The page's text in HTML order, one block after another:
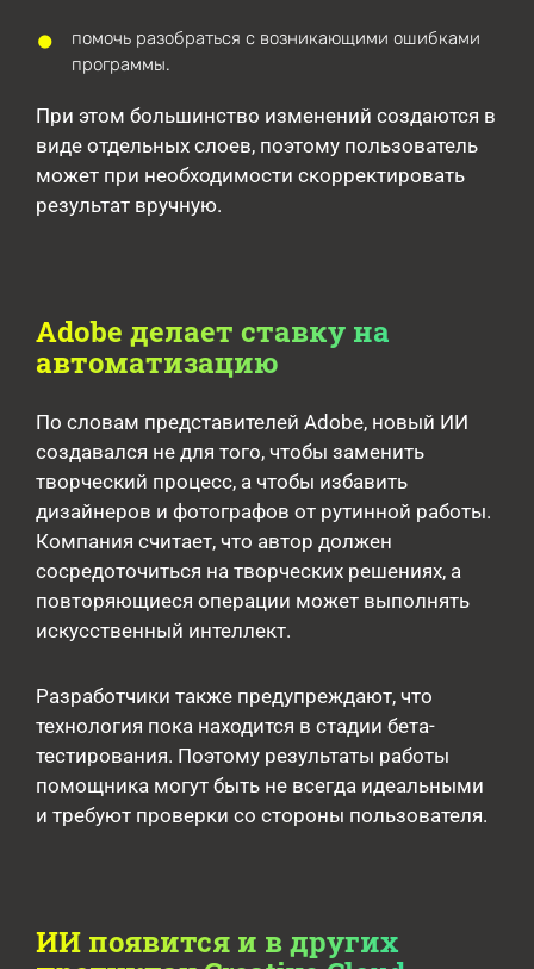
помочь разобраться с возникающими ошибками
программы.
При этом большинство изменений создаются в
виде отдельных слоев, поэтому пользователь
может при необходимости скорректировать
результат вручную.
Adobe делает ставку на
автоматизацию
По словам представителей Adobe, новый ИИ
создавался не для того, чтобы заменить
творческий процесс, а чтобы избавить
дизайнеров и фотографов от рутинной работы.
Компания считает, что автор должен
сосредоточиться на творческих решениях, а
повторяющиеся операции может выполнять
искусственный интеллект.
Разработчики также предупреждают, что
технология пока находится в стадии бета-
тестирования. Поэтому результаты работы
помощника могут быть не всегда идеальными
и требуют проверки со стороны пользователя.
ИИ появится и в других